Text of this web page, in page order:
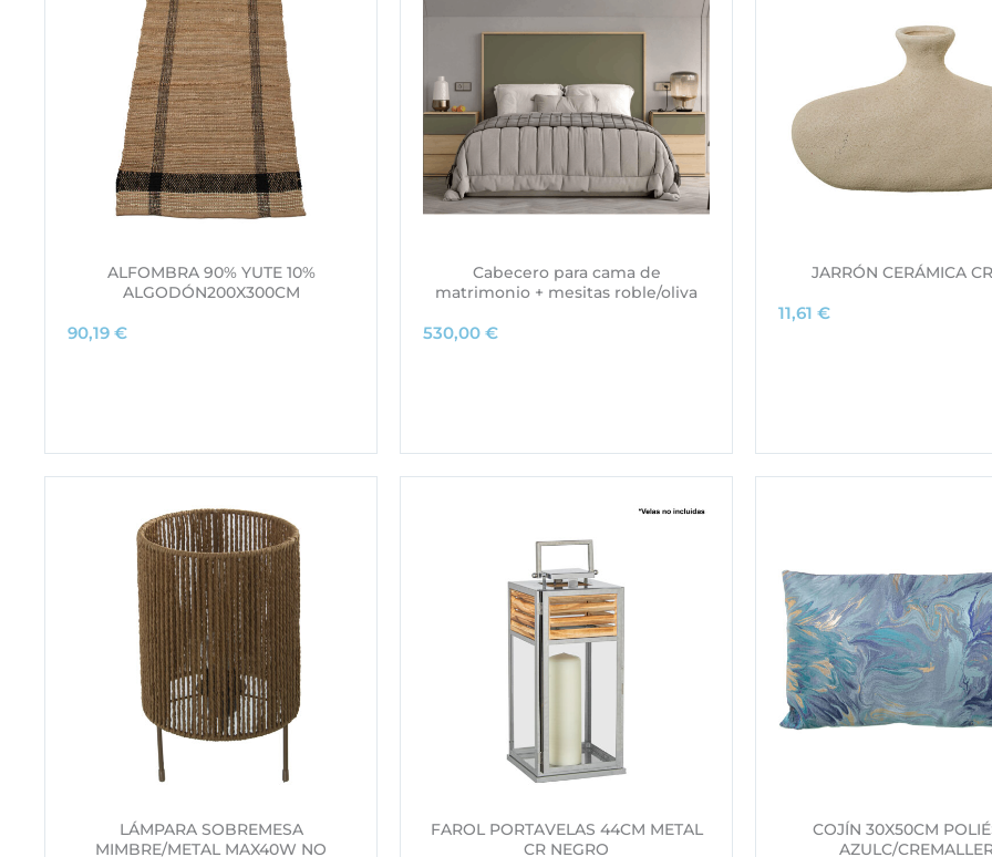
ALFOMBRA 90% YUTE 10%
ALGODÓN200X300CM
90,19 €
Cabecero para cama de
matrimonio + mesitas roble/oliva
530,00 €
JARRÓN CERÁMICA
11,61 €
LÁMPARA SOBREMESA
MIMBRE/METAL MAX40W NO
FAROL PORTAVELAS 44CM METAL
CR NEGRO
COJÍN 30X50CM
AZULC/